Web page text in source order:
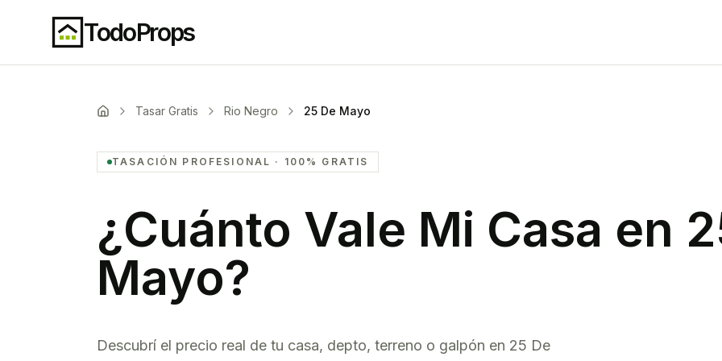
TodoProps
Tasar Gratis Rio Negro 25 De Mayo
TASACIÓN PROFESIONAL · 100% GRATIS
¿Cuánto Vale Mi Casa en
Mayo?
Descubrí el precio real de tu casa, depto, terreno o galpón en 25 De